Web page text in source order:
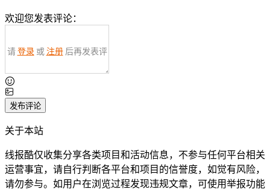
欢迎您发表评论：
请 登录 或 注册 后再发表评
发布评论
关于本站
线报酷仅收集分享各类项目和活动信息，不参与任何平台相关
运营事宜，请自行判断各平台和项目的信誉度，如觉有风险，
请勿参与。如用户在浏览过程发现违规文章，可使用举报功能